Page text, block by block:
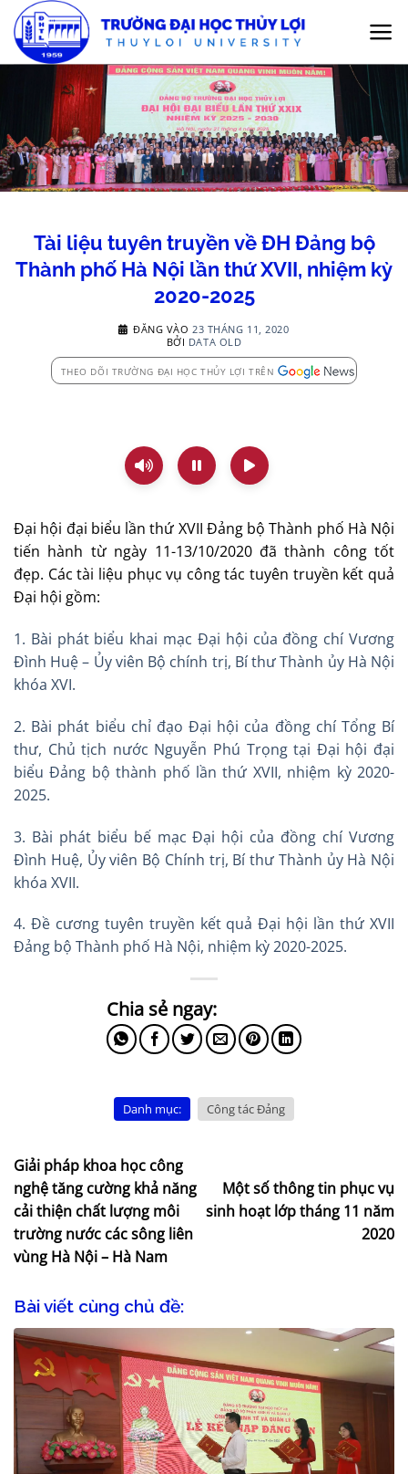
qua
nội
Tài liệu tuyên truyền về ĐH Đảng bộ
Thành phố Hà Nội lần thứ XVII, nhiệm kỳ
2020-2025
ĐĂNG VÀO23 THÁNG 11, 2020
BỞI DATA OLD
THEO DÕI TRƯỜNG ĐẠI HỌC THỦY LỢI TRÊN
Đại hội đại biểu lần thứ XVII Đảng bộ Thành phố Hà Nội
tiến hành từ ngày 11-13/10/2020 đã thành công tốt
đẹp. Các tài liệu phục vụ công tác tuyên truyền kết quả
Đại hội gồm:
1. Bài phát biểu khai mạc Đại hội của đồng chí Vương
Đình Huệ – Ủy viên Bộ chính trị, Bí thư Thành ủy Hà Nội
khóa XVI.
2. Bài phát biểu chỉ đạo Đại hội của đồng chí Tổng Bí
thư, Chủ tịch nước Nguyễn Phú Trọng tại Đại hội đại
biểu Đảng bộ thành phố lần thứ XVII, nhiệm kỳ 2020-
2025.
3. Bài phát biểu bế mạc Đại hội của đồng chí Vương
Đình Huệ, Ủy viên Bộ Chính trị, Bí thư Thành ủy Hà Nội
khóa XVII.
4. Đề cương tuyên truyền kết quả Đại hội lần thứ XVII
Đảng bộ Thành phố Hà Nội, nhiệm kỳ 2020-2025.
Danh mục: Công tác Đảng
Giải pháp khoa học công
nghệ tăng cường khả năng
cải thiện chất lượng môi
trường nước các sông liên
vùng Hà Nội – Hà Nam
Một số thông tin phục vụ
sinh hoạt lớp tháng 11 năm
2020
Bài viết cùng chủ đề: